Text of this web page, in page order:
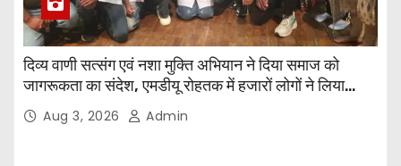
दिव्य वाणी सत्संग एवं नशा मुक्ति अभियान ने दिया समाज को
जागरूकता का संदेश, एमडीयू रोहतक में हजारों लोगों ने लिया
संकल्पAug 3, 2026 Admin